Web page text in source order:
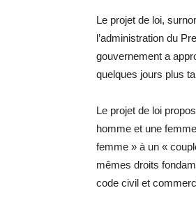
Le projet de loi,
l’administration du
gouvernement a
quelques jours plus
Le projet de loi
homme et une
femme » à un «
mêmes droits
code civil et